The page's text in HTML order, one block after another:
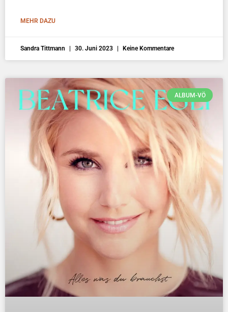
MEHR DAZU
Sandra Tittmann 30. Juni 2023 Keine Kommentare
ALBUM-VÖ